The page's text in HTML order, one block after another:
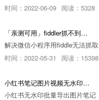
时间：2022-06-09 阅读：5328
「亲测可用」fiddler抓不到pc端微信小程序包解决方案
解决微信小程序用fiddle无法抓取
时间：2022-05-31
阅读：15398
小红书笔记图片视频无水印批量下载软件使用教程
小红书无水印批量导出图片笔记